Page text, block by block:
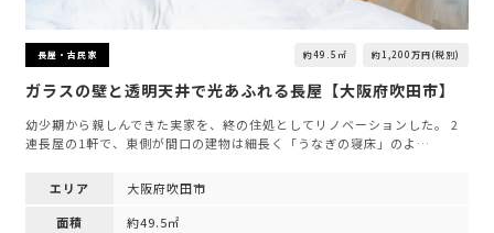
長屋・古民家 約49.5㎡ 約1,200万円(税別)
ガラスの壁と透明天井で光あふれる長屋【大阪府吹田市】
幼少期から親しんできた実家を、終の住処としてリノベーションした。 2
連長屋の1軒で、東側が間口の建物は細長く「うなぎの寝床」のよ…
エリア
大阪府吹田市
面積
約49.5㎡